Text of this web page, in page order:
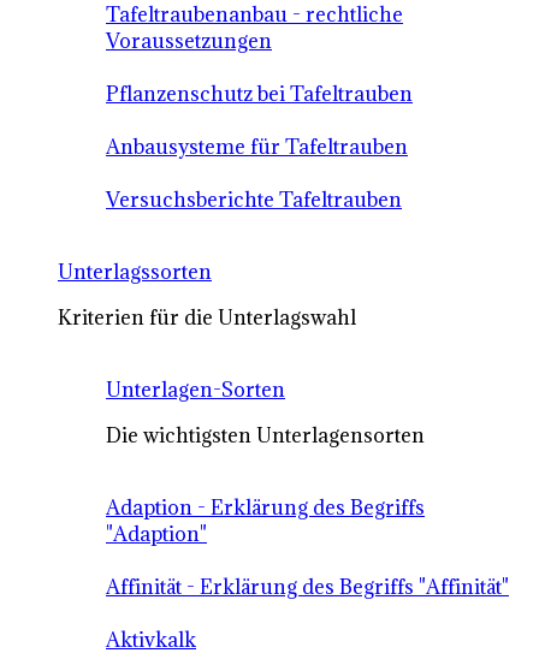
Tafeltraubenanbau - rechtliche
Voraussetzungen
Pflanzenschutz bei Tafeltrauben
Anbausysteme für Tafeltrauben
Versuchsberichte Tafeltrauben
Unterlagssorten
Kriterien für die Unterlagswahl
Unterlagen-Sorten
Die wichtigsten Unterlagensorten
Adaption - Erklärung des Begriffs
"Adaption"
Affinität - Erklärung des Begriffs "Affinität"
Aktivkalk